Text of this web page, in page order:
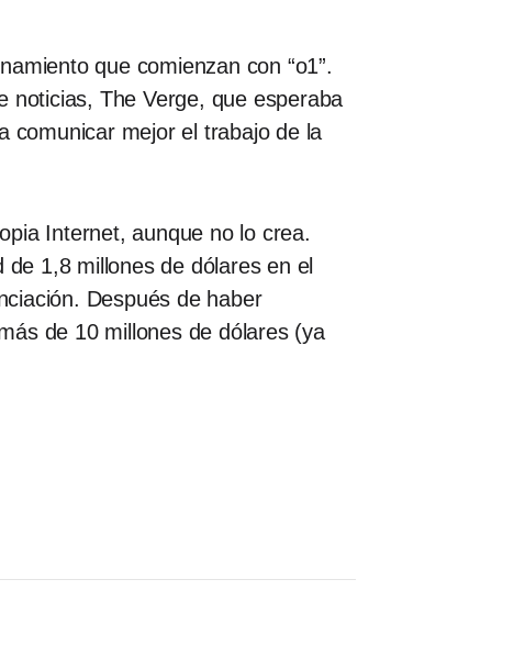
que comienzan con “o1”.
noticias, The Verge, que esperaba
comunicar mejor el trabajo de la
Internet, aunque no lo crea.
1,8 millones de dólares en el
Después de haber
de 10 millones de dólares (ya